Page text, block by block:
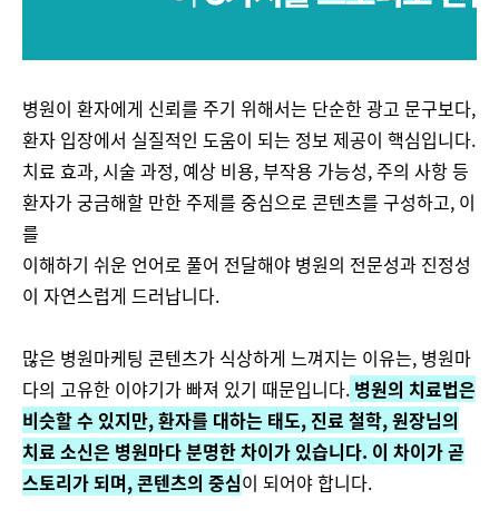
병원이 환자에게 신뢰를 주기 위해서는 단순한 광고 문구보다,
환자 입장에서 실질적인 도움이 되는 정보 제공이 핵심입니다.
치료 효과, 시술 과정, 예상 비용, 부작용 가능성, 주의 사항 등
환자가 궁금해할 만한 주제를 중심으로 콘텐츠를 구성하고, 이
를
이해하기 쉬운 언어로 풀어 전달해야 병원의 전문성과 진정성
이 자연스럽게 드러납니다.
많은 병원마케팅 콘텐츠가 식상하게 느껴지는 이유는, 병원마
다의 고유한 이야기가 빠져 있기 때문입니다. 병원의 치료법은
비슷할 수 있지만, 환자를 대하는 태도, 진료 철학, 원장님의
치료 소신은 병원마다 분명한 차이가 있습니다. 이 차이가 곧
스토리가 되며, 콘텐츠의 중심이 되어야 합니다.